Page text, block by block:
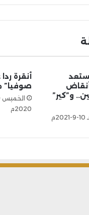
و”كير”
أنقرة
صوفيا”
2020م